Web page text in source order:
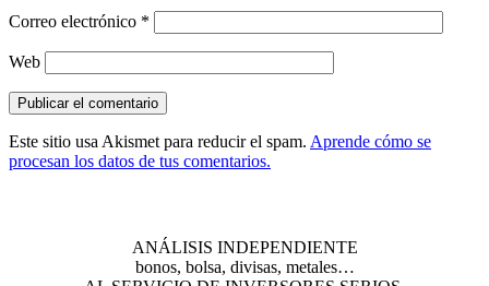
Correo electrónico *
Web
Este sitio usa Akismet para reducir el spam. Aprende cómo se
procesan los datos de tus comentarios.
ANÁLISIS INDEPENDIENTE
bonos, bolsa, divisas, metales…